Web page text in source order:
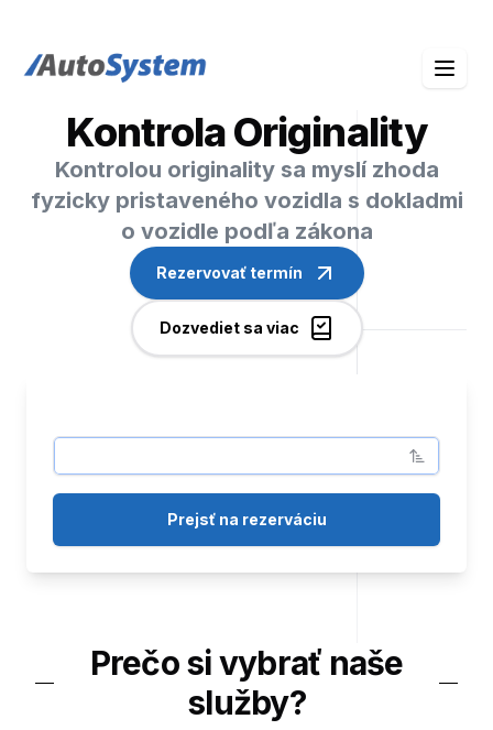
auto-system logo
Prejsť na rezerváciu
Kontrola Originality
Kontrolou originality sa myslí zhoda
fyzicky pristaveného vozidla s dokladmi
o vozidle podľa zákona
Rezervovať termín
Dozvediet sa viac
Prečo si vybrať naše
služby?